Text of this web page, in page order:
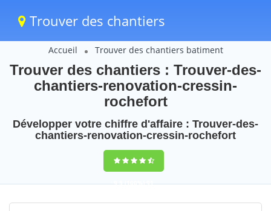
Trouver des chantiers
Accueil Trouver des chantiers batiment
Trouver des chantiers : Trouver-des-
chantiers-renovation-cressin-
rochefort
Développer votre chiffre d'affaire : Trouver-des-
chantiers-renovation-cressin-rochefort
9,5(100%)91
votes